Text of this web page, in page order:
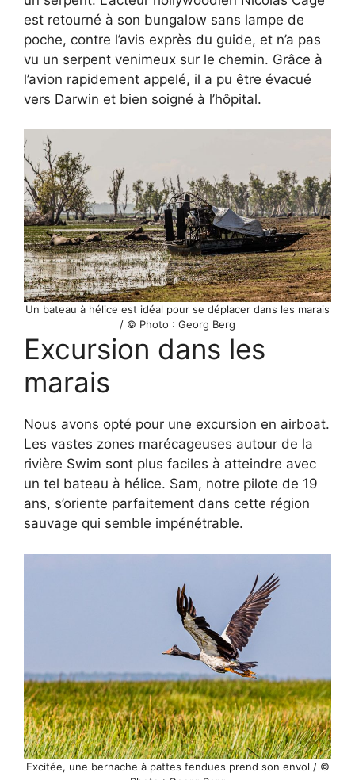
est retourné à son bungalow sans lampe de
poche, contre l’avis exprès du guide, et n’a pas
vu un serpent venimeux sur le chemin. Grâce à
l’avion rapidement appelé, il a pu être évacué
vers Darwin et bien soigné à l’hôpital.
Un bateau à hélice est idéal pour se déplacer dans les marais
/ © Photo : Georg Berg
Excursion dans les
marais
Nous avons opté pour une excursion en airboat.
Les vastes zones marécageuses autour de la
rivière Swim sont plus faciles à atteindre avec
un tel bateau à hélice. Sam, notre pilote de 19
ans, s’oriente parfaitement dans cette région
sauvage qui semble impénétrable.
Excitée, une bernache à pattes fendues prend son envol / ©